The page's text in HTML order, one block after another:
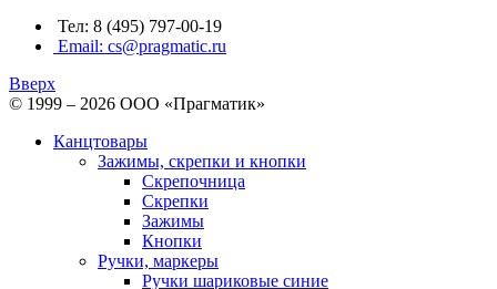
Тел: 8 (495) 797-00-19
Email: cs@pragmatic.ru
Вверх
© 1999 – 2026 ООО «Прагматик»
Канцтовары
Зажимы, скрепки и кнопки
Скрепочница
Скрепки
Зажимы
Кнопки
Ручки, маркеры
Ручки шариковые синие